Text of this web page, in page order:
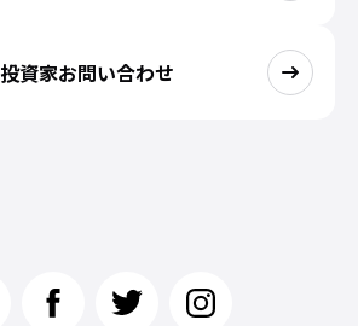
投資家お問い合わせ